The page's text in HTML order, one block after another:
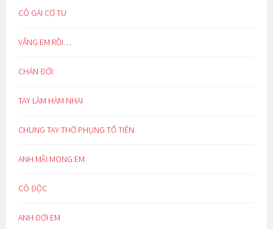
CÔ GÁI CƠ TU
VẮNG EM RỒI…
CHÁN ĐỜI
TAY LÀM HÀM NHAI
CHUNG TAY THỜ PHỤNG TỔ TIÊN
ANH MÃI MONG EM
CÔ ĐỘC
ANH ĐỢI EM